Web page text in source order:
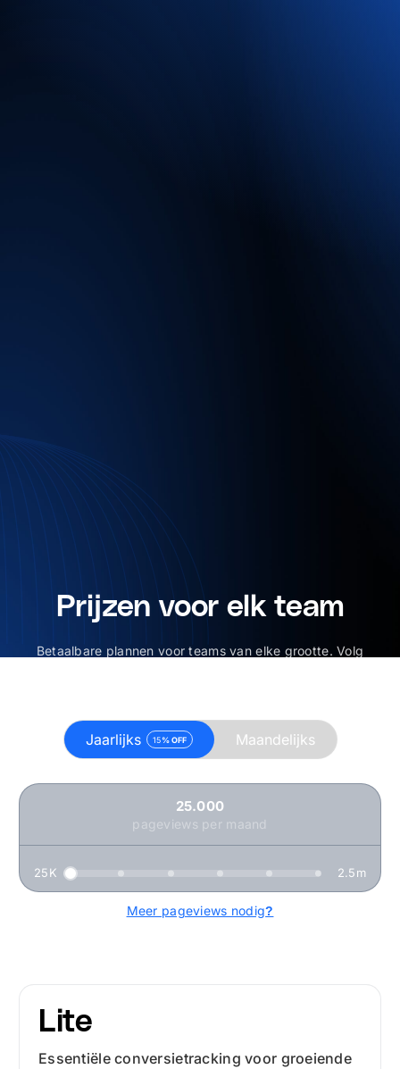
Prijzen voor elk team
Betaalbare plannen voor teams van elke grootte. Volg
25.000
pageviews per maand
Meer pageviews nodig?
Jaarlijks Maandelijks
Lite
Essentiële conversietracking voor groeiende